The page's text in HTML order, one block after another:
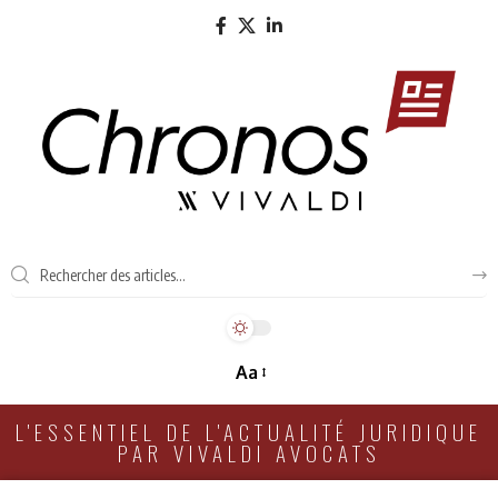
Aa
L'ESSENTIEL DE L'ACTUALITÉ JURIDIQUE
PAR VIVALDI AVOCATS